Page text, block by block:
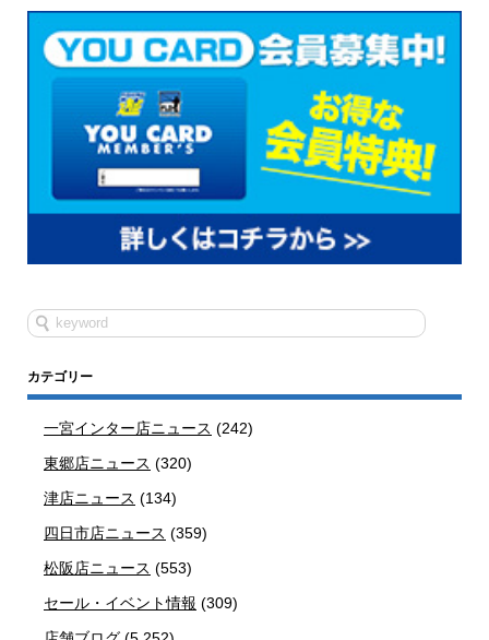
カテゴリー
一宮インター店ニュース (242)
東郷店ニュース (320)
津店ニュース (134)
四日市店ニュース (359)
松阪店ニュース (553)
セール・イベント情報 (309)